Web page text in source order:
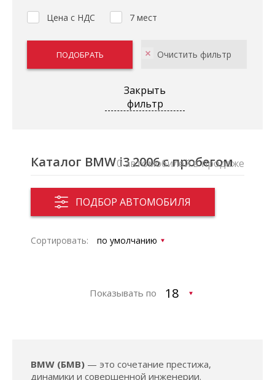
Цена с НДС 7 мест
Закрыть
фильтр
Каталог BMW i3 2006 с пробегом
ПОДБОР АВТОМОБИЛЯ
0 автомобилей в продаже
Сортировать:
Показывать по
BMW (БМВ) — это сочетание престижа,
динамики и совершенной инженерии.